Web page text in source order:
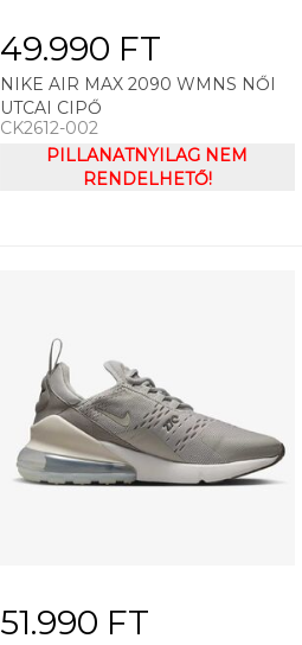
49.990 FT
NIKE AIR MAX 2090 WMNS NŐI
UTCAI CIPŐ
CK2612-002
PILLANATNYILAG NEM
RENDELHETŐ!
51.990 FT